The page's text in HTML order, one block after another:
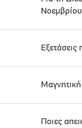
Εξετάσεις
Ποιες